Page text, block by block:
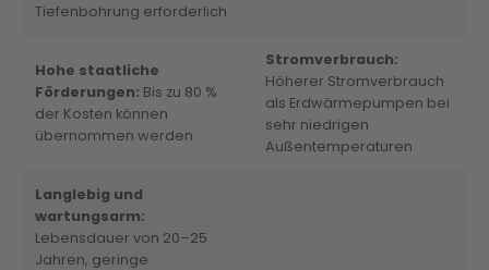
Tiefenbohrung erforderlich
Hohe staatliche
Förderungen: Bis zu 80 %
der Kosten können
übernommen werden
Stromverbrauch:
Höherer Stromverbrauch
als Erdwärmepumpen bei
sehr niedrigen
Außentemperaturen
Langlebig und
wartungsarm:
Lebensdauer von 20–25
Jahren, geringe